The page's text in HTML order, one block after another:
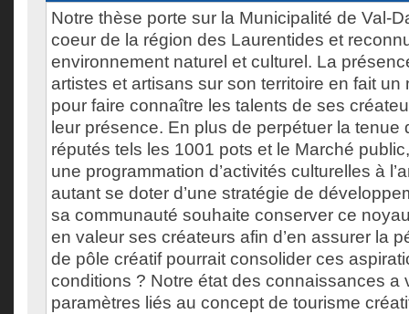
Notre thèse porte sur la Municipalité de Val-
coeur de la région des Laurentides et
environnement naturel et culturel. La
artistes et artisans sur son territoire en fait un
pour faire connaître les talents de ses
leur présence. En plus de perpétuer la tenue
réputés tels les 1001 pots et le Marché
une programmation d’activités culturelles à
autant se doter d’une stratégie de
sa communauté souhaite conserver ce
en valeur ses créateurs afin d’en assurer la
de pôle créatif pourrait consolider ces
conditions ? Notre état des connaissances a
paramètres liés au concept de tourisme